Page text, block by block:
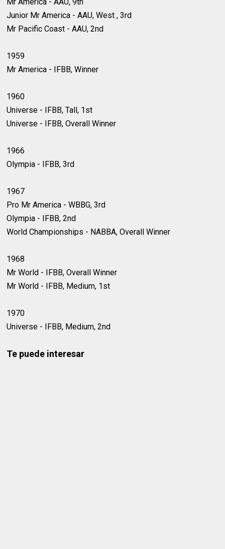
Junior Mr America - AAU, West , 3rd
Mr Pacific Coast - AAU, 2nd
1959
Mr America - IFBB, Winner
1960
Universe - IFBB, Tall, 1st
Universe - IFBB, Overall Winner
1966
Olympia - IFBB, 3rd
1967
Pro Mr America - WBBG, 3rd
Olympia - IFBB, 2nd
World Championships - NABBA, Overall Winner
1968
Mr World - IFBB, Overall Winner
Mr World - IFBB, Medium, 1st
1970
Universe - IFBB, Medium, 2nd
Te puede interesar